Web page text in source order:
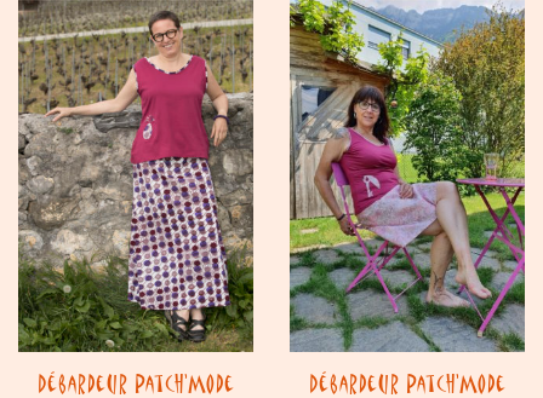
Débardeur Patch’Mode
Débardeur Patch’Mode